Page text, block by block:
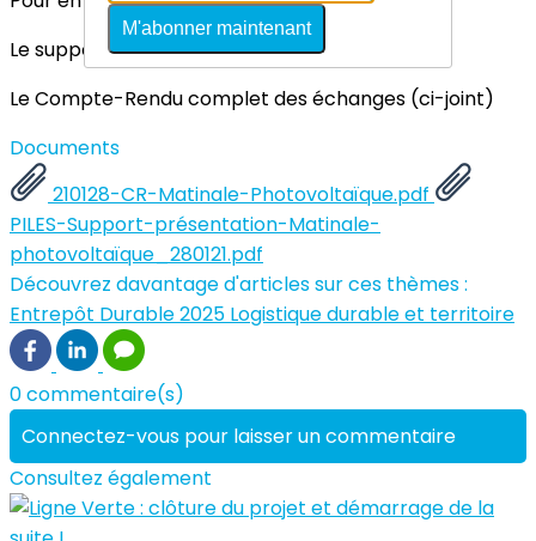
Le support diffusé lors de la Matinale (ci-joint)
Le Compte-Rendu complet des échanges (ci-joint)
Documents
210128-CR-Matinale-Photovoltaïque.pdf
PILES-Support-présentation-Matinale-
photovoltaïque_280121.pdf
Découvrez davantage d'articles sur ces thèmes :
Entrepôt Durable 2025 Logistique durable et territoire
0 commentaire(s)
Connectez-vous pour laisser un commentaire
Consultez également
M'abonner maintenant